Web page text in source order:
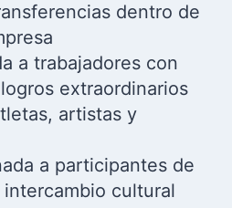
dentro de
a trabajadores con
extraordinarios
artistas y
a participantes de
intercambio cultural